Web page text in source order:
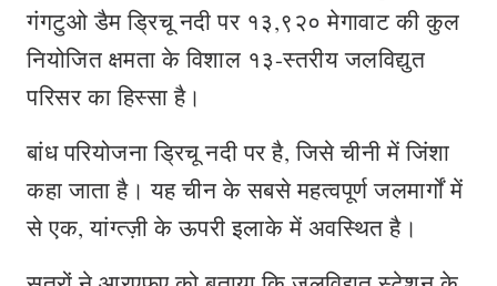
गंगटुओ डैम ड्रिचू नदी पर १३,९२० मेगावाट की कुल
नियोजित क्षमता के विशाल १३-स्तरीय जलविद्युत
परिसर का हिस्सा है।
बांध परियोजना ड्रिचू नदी पर है, जिसे चीनी में जिंशा
कहा जाता है। यह चीन के सबसे महत्वपूर्ण जलमार्गों में
से एक, यांग्त्ज़ी के ऊपरी इलाके में अवस्थित है।